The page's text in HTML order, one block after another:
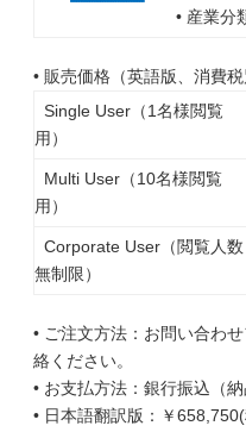
• 産業分
• 販売価格（英語版、消費税
Single User（1名様閲覧
用）
Multi User（10名様閲覧
用）
Corporate User（閲覧人数
無制限）
• ご注文方法：お問い合わ
絡ください。
• お支払方法：銀行振込（
• 日本語翻訳版：￥